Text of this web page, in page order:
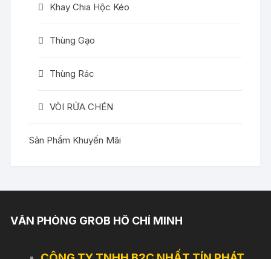
Khay Chia Hộc Kéo
Thùng Gạo
Thùng Rác
VÒI RỬA CHÉN
Sản Phẩm Khuyến Mãi
VĂN PHÒNG GROB HỒ CHÍ MINH